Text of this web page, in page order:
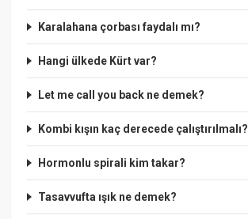
Karalahana çorbası faydalı mı?
Hangi ülkede Kürt var?
Let me call you back ne demek?
Kombi kışın kaç derecede çalıştırılmalı?
Hormonlu spirali kim takar?
Tasavvufta ışık ne demek?